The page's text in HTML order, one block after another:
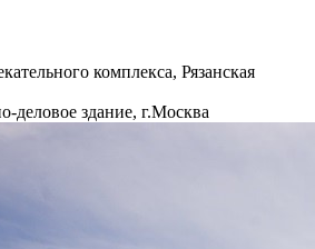
комплекса, Рязанская
деловое здание, г.Москва